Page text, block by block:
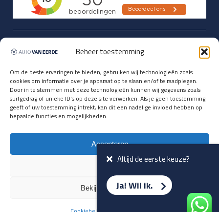
Beheer toestemming
Om de beste ervaringen te bieden, gebruiken wij technologieën zoals
cookies om informatie over je apparaat op te slaan en/of te raadplegen.
Door in te stemmen met deze technologieën kunnen wij gegevens zoals
surfgedrag of unieke ID's op deze site verwerken. Als je geen toestemming
geeft of uw toestemming intrekt, kan dit een nadelige invloed hebben op
bepaalde functies en mogelijkheden.
Accepteren
Bekijk voorkeuren
Updates over nieuwbinnen-komers
vóórdat ze op de portals staan?
Registreer je hier.
E-mailadres *
Altijd de eerste keuze?
Ja! Wil ik.